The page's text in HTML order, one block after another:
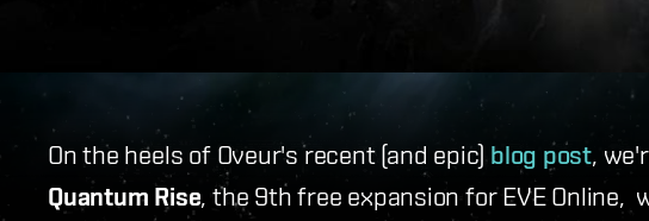
On the heels of Oveur's recent (and epic) blog post ,
Quantum Rise , the 9th free expansion for EVE Online,